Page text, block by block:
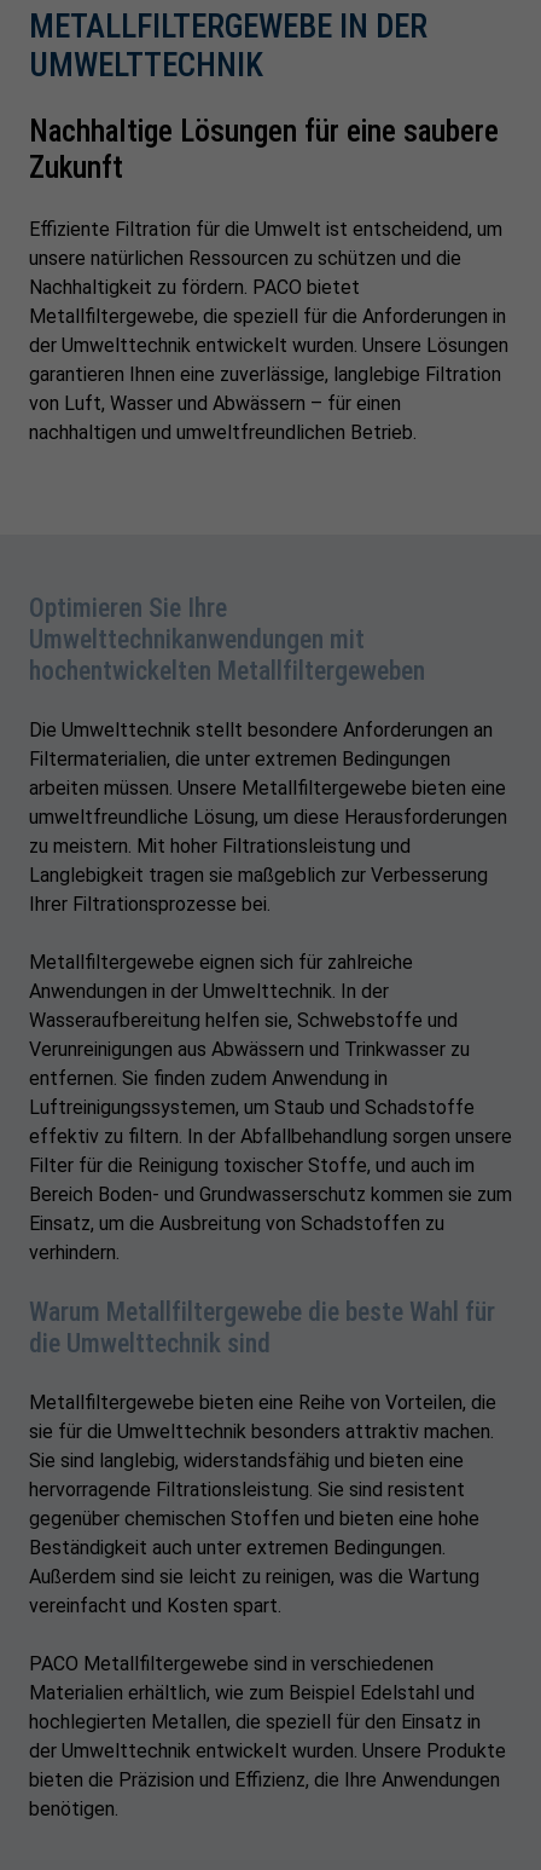
METALLFILTERGEWEBE IN DER
UMWELTTECHNIK
Nachhaltige Lösungen für eine saubere
Zukunft
Effiziente Filtration für die Umwelt ist entscheidend, um
unsere natürlichen Ressourcen zu schützen und die
Nachhaltigkeit zu fördern. PACO bietet
Metallfiltergewebe, die speziell für die Anforderungen in
der Umwelttechnik entwickelt wurden. Unsere Lösungen
garantieren Ihnen eine zuverlässige, langlebige Filtration
von Luft, Wasser und Abwässern – für einen
nachhaltigen und umweltfreundlichen Betrieb.
Optimieren Sie Ihre
Umwelttechnikanwendungen mit
hochentwickelten Metallfiltergeweben
Die Umwelttechnik stellt besondere Anforderungen an
Filtermaterialien, die unter extremen Bedingungen
arbeiten müssen. Unsere Metallfiltergewebe bieten eine
umweltfreundliche Lösung, um diese Herausforderungen
zu meistern. Mit hoher Filtrationsleistung und
Langlebigkeit tragen sie maßgeblich zur Verbesserung
Ihrer Filtrationsprozesse bei.
Metallfiltergewebe eignen sich für zahlreiche
Anwendungen in der Umwelttechnik. In der
Wasseraufbereitung helfen sie, Schwebstoffe und
Verunreinigungen aus Abwässern und Trinkwasser zu
entfernen. Sie finden zudem Anwendung in
Luftreinigungssystemen, um Staub und Schadstoffe
effektiv zu filtern. In der Abfallbehandlung sorgen unsere
Filter für die Reinigung toxischer Stoffe, und auch im
Bereich Boden- und Grundwasserschutz kommen sie zum
Einsatz, um die Ausbreitung von Schadstoffen zu
verhindern.
Warum Metallfiltergewebe die beste Wahl für
die Umwelttechnik sind
Metallfiltergewebe bieten eine Reihe von Vorteilen, die
sie für die Umwelttechnik besonders attraktiv machen.
Sie sind langlebig, widerstandsfähig und bieten eine
hervorragende Filtrationsleistung. Sie sind resistent
gegenüber chemischen Stoffen und bieten eine hohe
Beständigkeit auch unter extremen Bedingungen.
Außerdem sind sie leicht zu reinigen, was die Wartung
vereinfacht und Kosten spart.
PACO Metallfiltergewebe sind in verschiedenen
Materialien erhältlich, wie zum Beispiel Edelstahl und
hochlegierten Metallen, die speziell für den Einsatz in
der Umwelttechnik entwickelt wurden. Unsere Produkte
bieten die Präzision und Effizienz, die Ihre Anwendungen
benötigen.